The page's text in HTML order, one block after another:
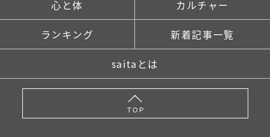
心と体 カルチャー
ランキング 新着記事一覧
saitaとは
TOP